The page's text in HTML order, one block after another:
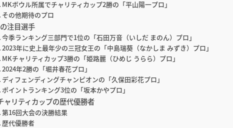
MKボウル所属でチャリティカップ2勝の「平山陽一プロ」
その他期待のプロ
注目選手
今季ランキング三部門で1位の「石田万音（いしだ まのん）プロ」
2023年に史上最年少の三冠女王の「中島瑞葵（なかしま みずき）プロ」
MKチャリティカップ3勝の「姫路麗（ひめじ うらら）プロ」
2024年2勝の「堀井春花プロ」
ディフェンディングチャンピオンの「久保田彩花プロ」
ポイントランキング3位の「坂本かやプロ」
ャリティカップの歴代優勝者
第16回大会の決勝結果
歴代優勝者